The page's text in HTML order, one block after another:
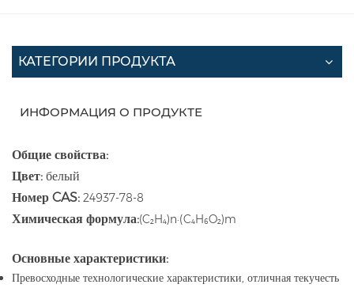
КАТЕГОРИИ ПРОДУКТА
ИНФОРМАЦИЯ О ПРОДУКТЕ
Общие свойства:
Цвет: белый
Номер CAS: 24937-78-8
Химическая формула:(C₂H₄)n·(C₄H₆O₂)m
Основные характеристики:
Превосходные технологические характеристики, отличная текучесть